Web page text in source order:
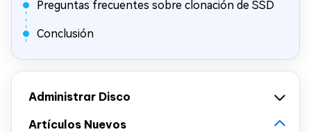
Preguntas frecuentes sobre clonación de SSD
Conclusión
Administrar Disco
Artículos Nuevos